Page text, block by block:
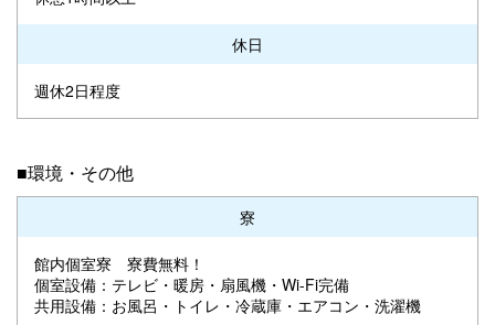
休日
週休2日程度
■環境・その他
寮
館内個室寮 寮費無料！
個室設備：テレビ・暖房・扇風機・Wi-Fi完備
共用設備：お風呂・トイレ・冷蔵庫・エアコン・洗濯機